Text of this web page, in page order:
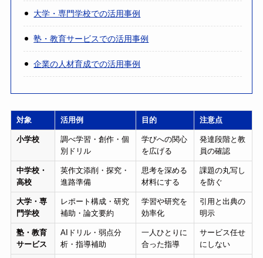
大学・専門学校での活用事例
塾・教育サービスでの活用事例
企業の人材育成での活用事例
対象 活用例 目的 注意点
小学校
調べ学習・創作・個
別ドリル
学びへの関心
を広げる
発達段階と教
員の確認
中学校・
高校
英作文添削・探究・
進路準備
思考を深める
材料にする
課題の丸写し
を防ぐ
大学・専
門学校
レポート構成・研究
補助・論文要約
学習や研究を
効率化
引用と出典の
明示
塾・教育
サービス
AIドリル・弱点分
析・指導補助
一人ひとりに
合った指導
サービス任せ
にしない